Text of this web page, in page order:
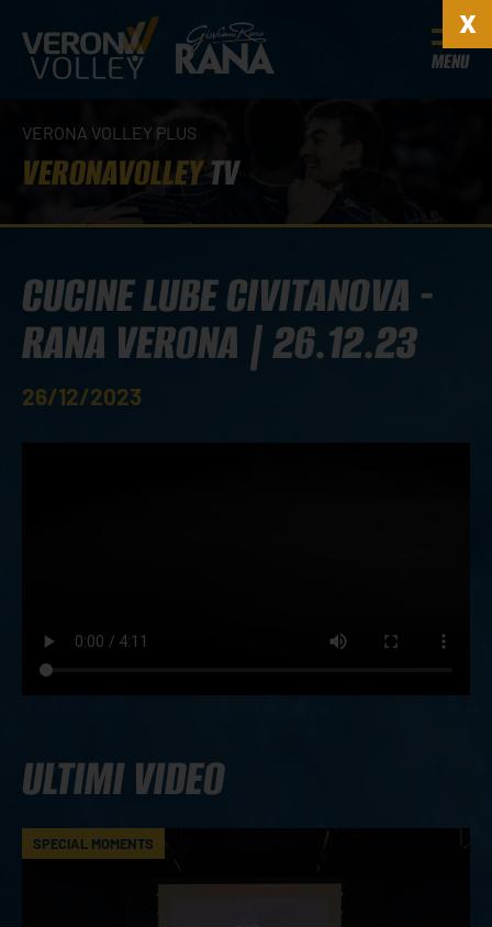
MENU
VERONA VOLLEY PLUS
VERONAVOLLEYTV
CUCINE LUBE CIVITANOVA -
RANA VERONA | 26.12.23
26/12/2023
ULTIMI VIDEO
SPECIAL MOMENTS